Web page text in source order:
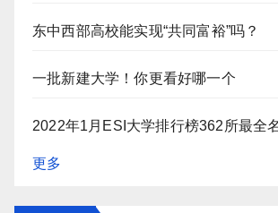
东中西部高校能实现“共同富裕”吗？
一批新建大学！你更看好哪一个
2022年1月ESI大学排行榜362所最全
更多